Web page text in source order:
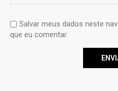
Salvar meus dados neste
que eu comentar.